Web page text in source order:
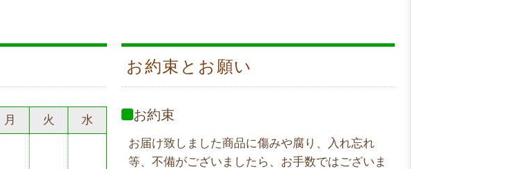
月 火 水
お約束とお願い
お約束
お届け致しました商品に傷みや腐り、入れ忘れ
等、不備がございましたら、お手数ではございま